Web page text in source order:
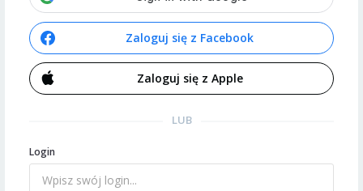
Zaloguj się z Facebook
Zaloguj się z Apple
LUB
Login